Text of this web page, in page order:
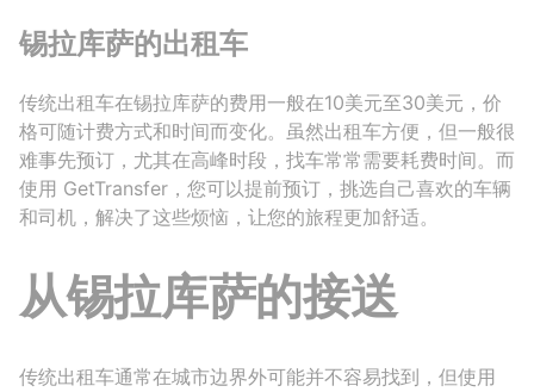
锡拉库萨的出租车
传统出租车在锡拉库萨的费用一般在10美元至30美元，价
格可随计费方式和时间而变化。虽然出租车方便，但一般很
难事先预订，尤其在高峰时段，找车常常需要耗费时间。而
使用 GetTransfer，您可以提前预订，挑选自己喜欢的车辆
和司机，解决了这些烦恼，让您的旅程更加舒适。
从锡拉库萨的接送
传统出租车通常在城市边界外可能并不容易找到，但使用